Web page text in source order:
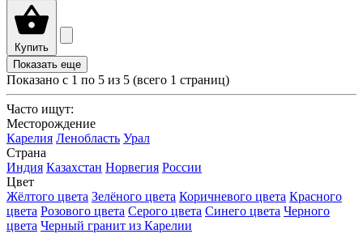
Купить
Показать еще
Показано с 1 по 5 из 5 (всего 1 страниц)
Часто ищут:
Месторождение
Карелия Ленобласть Урал
Страна
Индия Казахстан Норвегия России
Цвет
Жёлтого цвета Зелёного цвета Коричневого цвета Красного
цвета Розового цвета Серого цвета Синего цвета Черного
цвета Черный гранит из Карелии